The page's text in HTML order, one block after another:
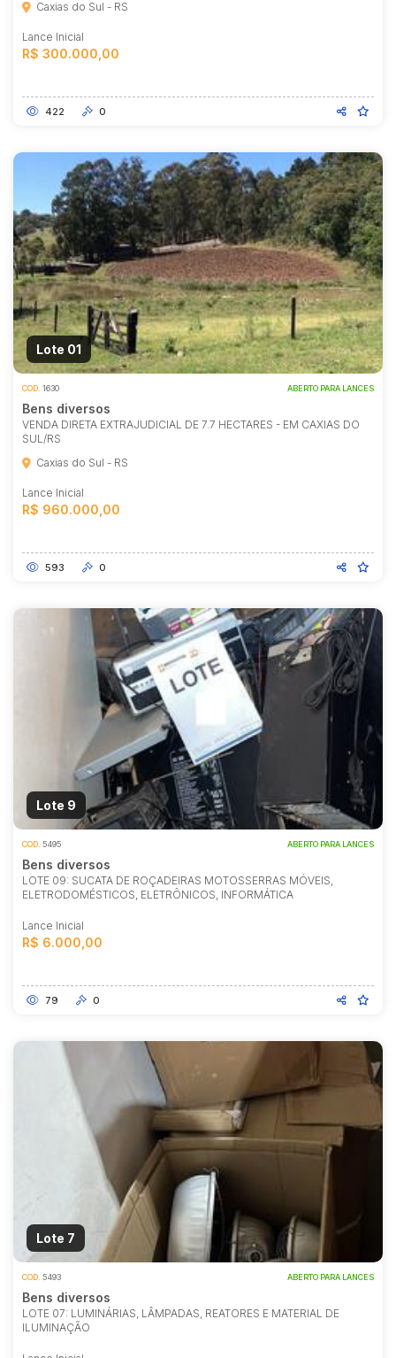
Caxias do Sul - RS
Lance Inicial
R$ 300.000,00
422 0
Lote 01
COD. 1630 ABERTO PARA LANCES
Bens diversos
VENDA DIRETA EXTRAJUDICIAL DE 7.7 HECTARES - EM CAXIAS DO
SUL/RS
Caxias do Sul - RS
Lance Inicial
R$ 960.000,00
593 0
Lote 9
COD. 5495 ABERTO PARA LANCES
Bens diversos
LOTE 09: SUCATA DE ROÇADEIRAS MOTOSSERRAS MÓVEIS,
ELETRODOMÉSTICOS, ELETRÔNICOS, INFORMÁTICA
Lance Inicial
R$ 6.000,00
79 0
Lote 7
COD. 5493 ABERTO PARA LANCES
Bens diversos
LOTE 07: LUMINÁRIAS, LÂMPADAS, REATORES E MATERIAL DE
ILUMINAÇÃO